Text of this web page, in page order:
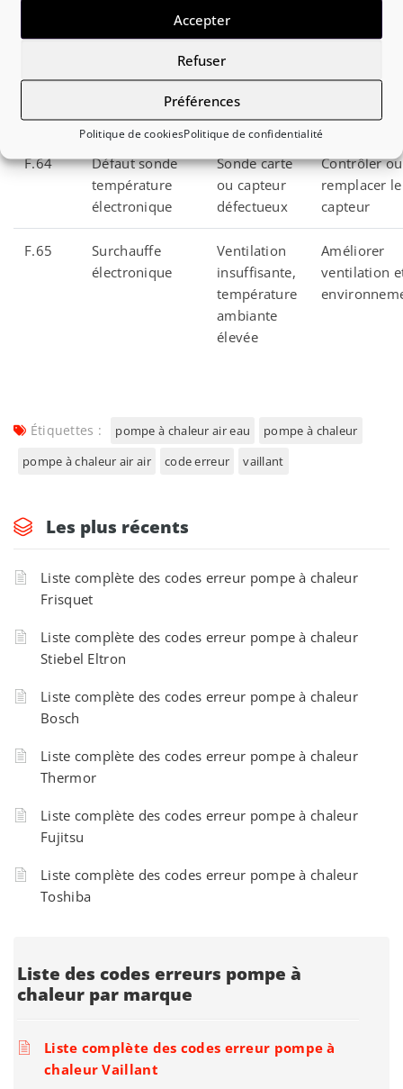
Accepter
Refuser
Préférences
Politique de cookiesPolitique de confidentialité
F.63
Défaut module
électronique de
puissance
Carte de
puissance
défectueuse
technicien
F.64
Défaut sonde
température
électronique
Sonde carte
ou capteur
défectueux
Contrôler ou
remplacer le
capteur
F.65
Surchauffe
électronique
Ventilation
insuffisante,
température
ambiante
élevée
Améliorer
ventilation
Étiquettes : pompe à chaleur air eau
pompe à chaleur
pompe à chaleur air air
code erreur vaillant
Les plus récents
Liste complète des codes erreur pompe à chaleur
Frisquet
Liste complète des codes erreur pompe à chaleur
Stiebel Eltron
Liste complète des codes erreur pompe à chaleur
Bosch
Liste complète des codes erreur pompe à chaleur
Thermor
Liste complète des codes erreur pompe à chaleur
Fujitsu
Liste complète des codes erreur pompe à chaleur
Toshiba
Liste des codes erreurs pompe à
chaleur par marque
Liste complète des codes erreur pompe à
chaleur Vaillant